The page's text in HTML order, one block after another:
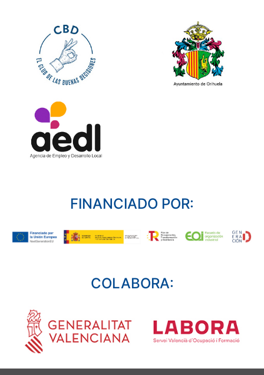
FINANCIADO POR:
COLABORA: